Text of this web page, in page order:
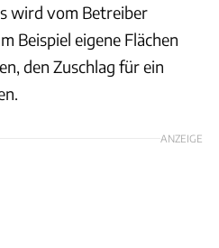
wird vom Betreiber
Beispiel eigene Flächen
den Zuschlag für ein
ANZEIGE